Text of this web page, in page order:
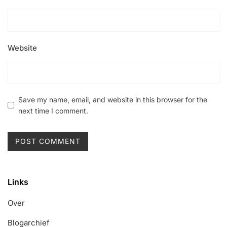
Website
Save my name, email, and website in this browser for the
next time I comment.
Links
Over
Blogarchief